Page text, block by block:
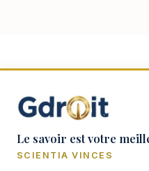
Le savoir est votre
SCIENTIA VINCES